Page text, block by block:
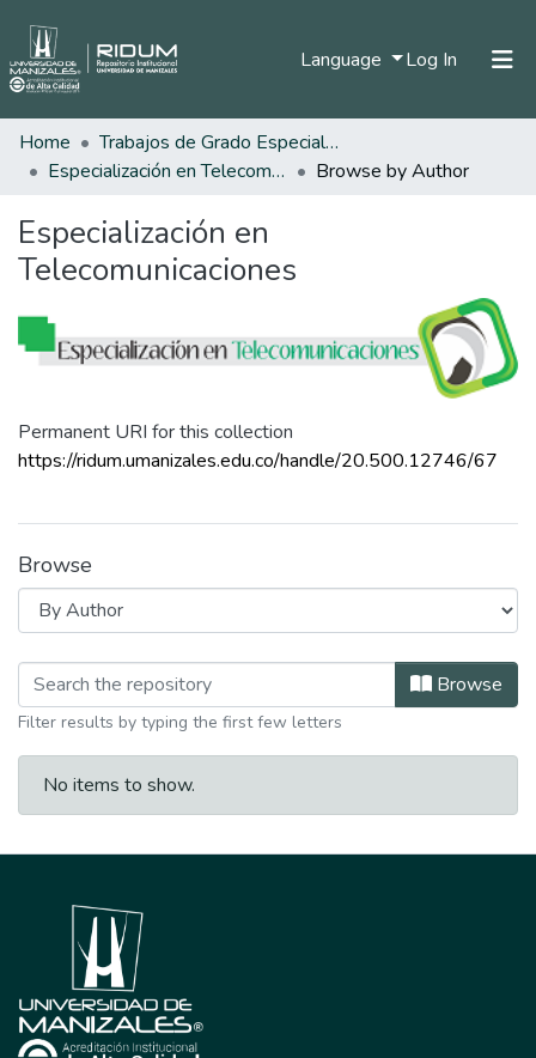
Language Log In (current)
Home
Trabajos de Grado Especializaciones
Especialización en Telecomunicaciones
Browse by Author
Especialización en
Telecomunicaciones
Permanent URI for this collection
https://ridum.umanizales.edu.co/handle/20.500.12746/67
Browse
Browsing Especialización en Browse
Filter results by typing the first few letters
No items to show.